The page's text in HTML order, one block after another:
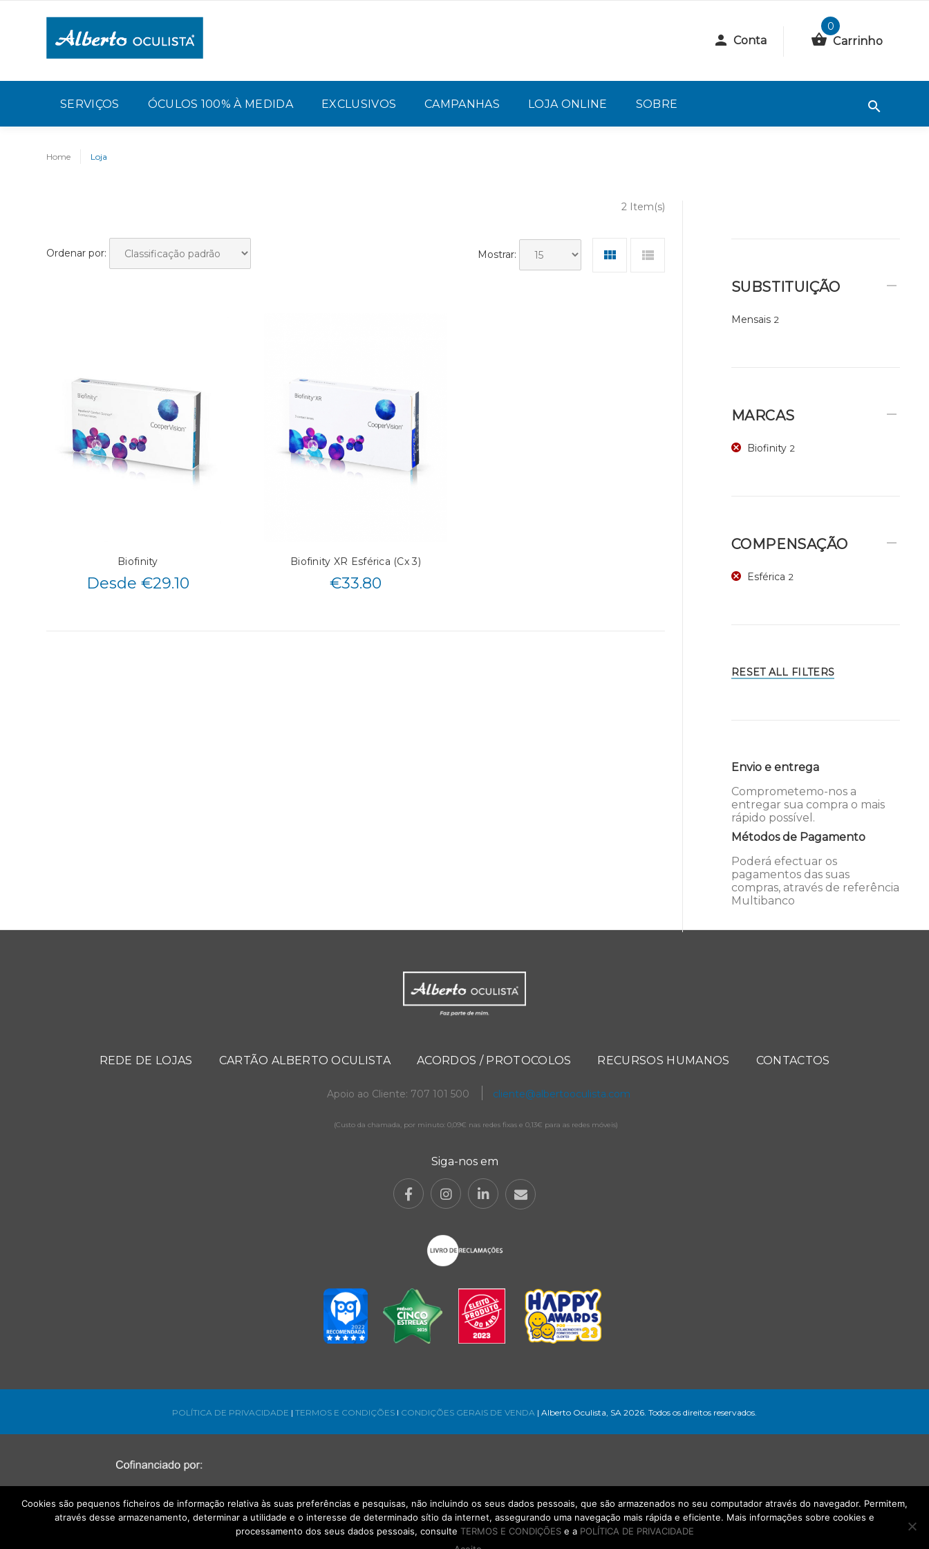
Conta
0
Carrinho
SERVIÇOS ÓCULOS 100% À MEDIDA EXCLUSIVOS CAMPANHAS LOJA ONLINE SOBRE
Home Loja
2 Item(s)
Ordenar por: Mostrar:
Biofinity
Desde €29.10
Biofinity XR Esférica (Cx 3)
€33.80
SUBSTITUIÇÃO
Mensais 2
MARCAS
Biofinity 2
COMPENSAÇÃO
Esférica 2
RESET ALL FILTERS
Envio e entrega
Comprometemo-nos a
entregar sua compra o mais
rápido possível.
Métodos de Pagamento
Poderá efectuar os
pagamentos das suas
compras, através de referência
Multibanco
REDE DE LOJAS CARTÃO ALBERTO OCULISTA ACORDOS / PROTOCOLOS RECURSOS HUMANOS CONTACTOS
Apoio ao Cliente: 707 101 500 cliente@albertooculista.com
(Custo da chamada, por minuto: 0,09€ nas redes fixas e 0,13€ para as redes móveis)
Siga-nos em
POLÍTICA DE PRIVACIDADE | TERMOS E CONDIÇÕES l CONDIÇÕES GERAIS DE VENDA | Alberto Oculista, SA 2026. Todos os direitos reservados.
Cookies são pequenos ficheiros de informação relativa às suas preferências e pesquisas, não incluindo os seus dados pessoais, que são armazenados no seu computador através do navegador. Permitem,
através desse armazenamento, determinar a utilidade e o interesse de determinado sítio da internet, assegurando uma navegação mais rápida e eficiente. Mais informações sobre cookies e
processamento dos seus dados pessoais, consulte TERMOS E CONDIÇÕESe a POLÍTICA DE PRIVACIDADE